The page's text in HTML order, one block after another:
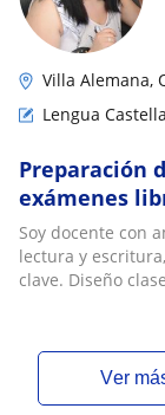
Villa Alemana,
Lengua
Preparación
exámenes
Soy docente con
lectura y
clave. Diseño
ver